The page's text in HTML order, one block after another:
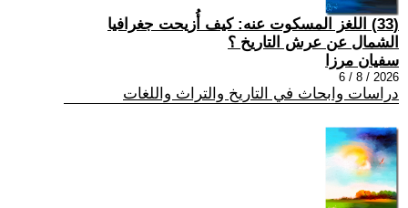
(33) اللغز المسكوت عنه: كيف أُزيحت جغرافيا
الشمال عن عرش التاريخ ؟
سفيان مرزا
2026 / 8 / 6
دراسات وابحاث في التاريخ والتراث واللغات